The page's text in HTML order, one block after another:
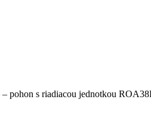
pohon s riadiacou jednotkou